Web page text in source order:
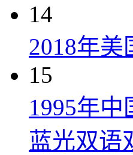
14
2018年
15
1995年
蓝光双语